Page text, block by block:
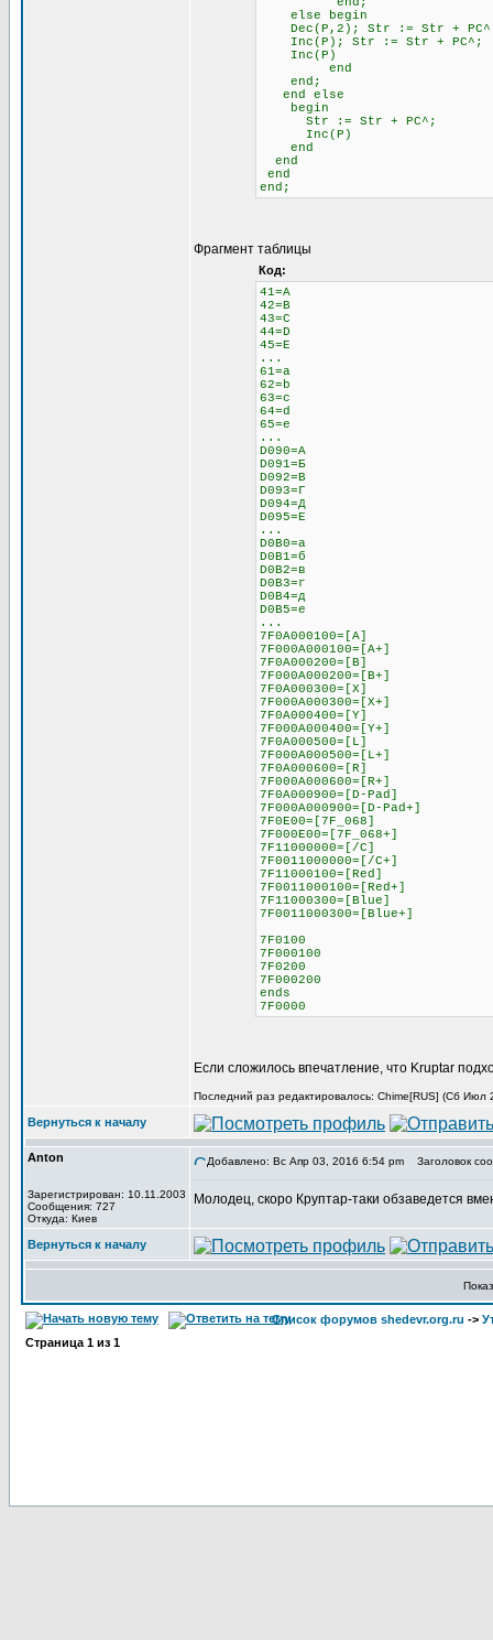
else begin \\
Dec(P,2); Str := Str +
Inc(P); Str := Str + PC^;
Inc(P)
end
end;
end else \\ Если
begin
Str := Str + PC^;
Inc(P)
end
end
end
end;
Фрагмент таблицы
Код:
41=A
42=B
43=C
44=D
45=E
...
61=a
62=b
63=c
64=d
65=e
...
D090=А
D091=Б
D092=В
D093=Г
D094=Д
D095=Е
...
D0B0=а
D0B1=б
D0B2=в
D0B3=г
D0B4=д
D0B5=е
...
7F0A000100=[A]
7F000A000100=[A+]
7F0A000200=[B]
7F000A000200=[B+]
7F0A000300=[X]
7F000A000300=[X+]
7F0A000400=[Y]
7F000A000400=[Y+]
7F0A000500=[L]
7F000A000500=[L+]
7F0A000600=[R]
7F000A000600=[R+]
7F0A000900=[D-Pad]
7F000A000900=[D-Pad+]
7F0E00=[7F_068]
7F000E00=[7F_068+]
7F11000000=[/C]
7F0011000000=[/C+]
7F11000100=[Red]
7F0011000100=[Red+]
7F11000300=[Blue]
7F0011000300=[Blue+]
7F0100
7F000100
7F0200
7F000200
ends
7F0000
Если сложилось впечатление, что Kruptar
Последний раз редактировалось: Chime[RUS] (Сб Июл
Вернуться к началу
Anton
Зарегистрирован: 10.11.2003
Сообщения: 727
Откуда: Киев
Добавлено: Вс Апр 03, 2016 6:54 pm Заголовок
Молодец, скоро Круптар-таки обзаведется
Вернуться к началу
Список форумов shedevr.org.ru ->
Страница 1 из 1